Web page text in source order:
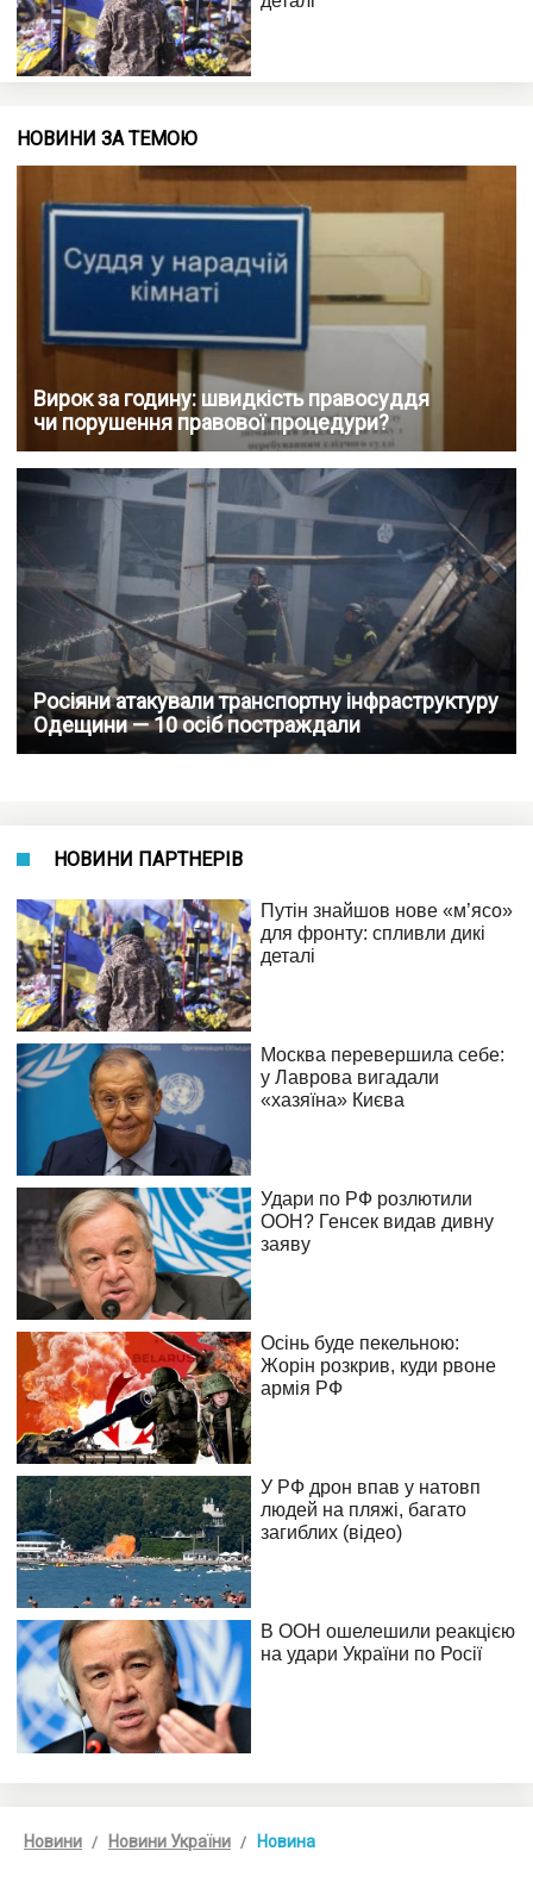
НОВИНИ ЗА ТЕМОЮ
Вирок за годину: швидкість правосуддя
чи порушення правової процедури?
Росіяни атакували транспортну інфраструктуру
Одещини — 10 осіб постраждали
НОВИНИ ПАРТНЕРІВ
Новини Новини України Новина